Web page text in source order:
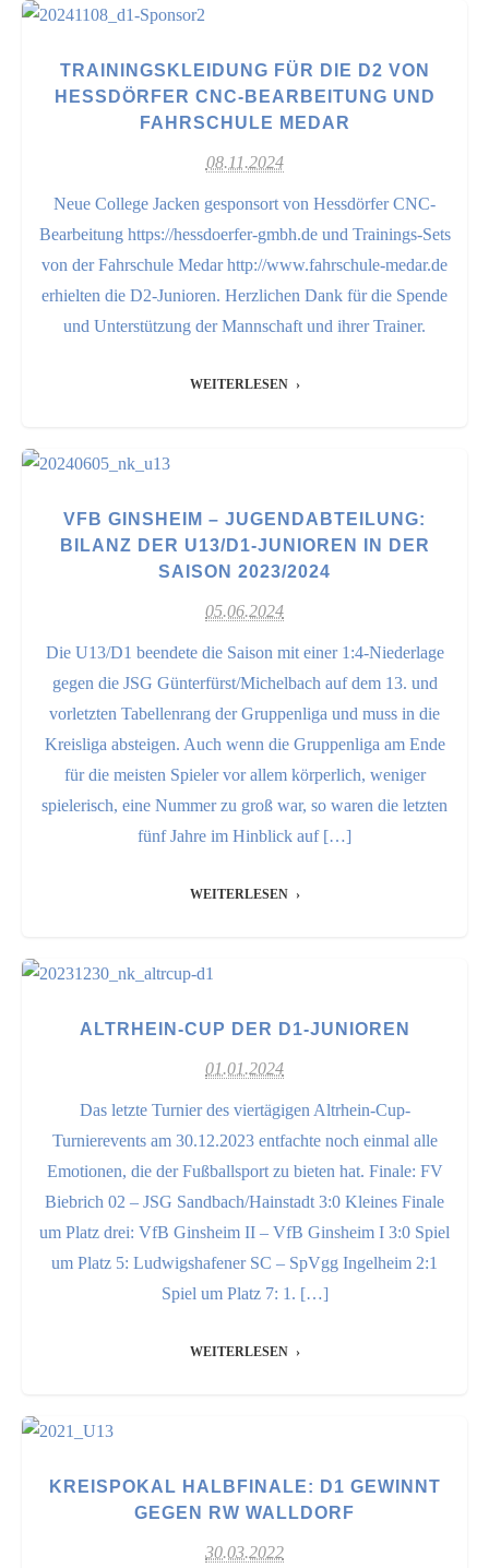
TRAININGSKLEIDUNG FÜR DIE D2 VON
HESSDÖRFER CNC-BEARBEITUNG UND
FAHRSCHULE MEDAR
08.11.2024
Neue College Jacken gesponsort von Hessdörfer CNC-
Bearbeitung https://hessdoerfer-gmbh.de und Trainings-Sets
von der Fahrschule Medar http://www.fahrschule-medar.de
erhielten die D2-Junioren. Herzlichen Dank für die Spende
und Unterstützung der Mannschaft und ihrer Trainer.
WEITERLESEN
VFB GINSHEIM – JUGENDABTEILUNG:
BILANZ DER U13/D1-JUNIOREN IN DER
SAISON 2023/2024
05.06.2024
Die U13/D1 beendete die Saison mit einer 1:4-Niederlage
gegen die JSG Günterfürst/Michelbach auf dem 13. und
vorletzten Tabellenrang der Gruppenliga und muss in die
Kreisliga absteigen. Auch wenn die Gruppenliga am Ende
für die meisten Spieler vor allem körperlich, weniger
spielerisch, eine Nummer zu groß war, so waren die letzten
fünf Jahre im Hinblick auf […]
WEITERLESEN
ALTRHEIN-CUP DER D1-JUNIOREN
01.01.2024
Das letzte Turnier des viertägigen Altrhein-Cup-
Turnierevents am 30.12.2023 entfachte noch einmal alle
Emotionen, die der Fußballsport zu bieten hat. Finale: FV
Biebrich 02 – JSG Sandbach/Hainstadt 3:0 Kleines Finale
um Platz drei: VfB Ginsheim II – VfB Ginsheim I 3:0 Spiel
um Platz 5: Ludwigshafener SC – SpVgg Ingelheim 2:1
Spiel um Platz 7: 1. […]
WEITERLESEN
KREISPOKAL HALBFINALE: D1 GEWINNT
GEGEN RW WALLDORF
30.03.2022